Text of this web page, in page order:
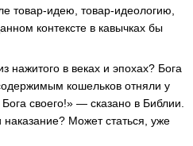
товар-идею, товар-идеологию,
контексте в кавычках бы
нажитого в веках и эпохах? Бога
кошельков отняли у
своего!» — сказано в Библии.
Может статься, уже